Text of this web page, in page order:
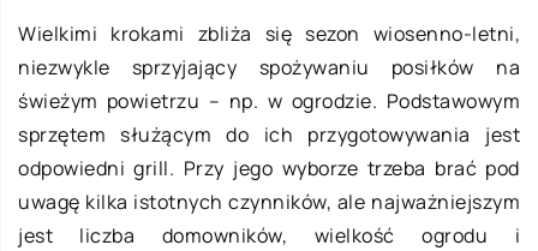
Wielkimi krokami zbliża się sezon wiosenno-letni,
niezwykle sprzyjający spożywaniu posiłków na
świeżym powietrzu – np. w ogrodzie. Podstawowym
sprzętem służącym do ich przygotowywania jest
odpowiedni grill. Przy jego wyborze trzeba brać pod
uwagę kilka istotnych czynników, ale najważniejszym
jest liczba domowników, wielkość ogrodu i